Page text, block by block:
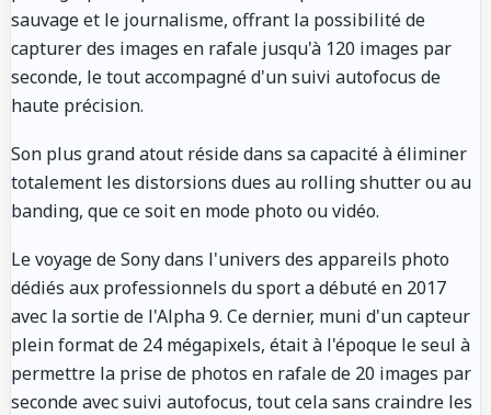
sauvage et le journalisme, offrant la possibilité de
capturer des images en rafale jusqu'à 120 images par
seconde, le tout accompagné d'un suivi autofocus de
haute précision.
Son plus grand atout réside dans sa capacité à éliminer
totalement les distorsions dues au rolling shutter ou au
banding, que ce soit en mode photo ou vidéo.
Le voyage de Sony dans l'univers des appareils photo
dédiés aux professionnels du sport a débuté en 2017
avec la sortie de l'Alpha 9. Ce dernier, muni d'un capteur
plein format de 24 mégapixels, était à l'époque le seul à
permettre la prise de photos en rafale de 20 images par
seconde avec suivi autofocus, tout cela sans craindre les